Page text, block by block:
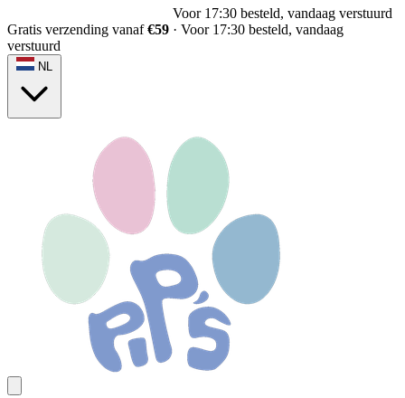
Voor 17:30 besteld, vandaag verstuurd
Gratis verzending vanaf€59 · Voor 17:30 besteld, vandaag
verstuurd
NL